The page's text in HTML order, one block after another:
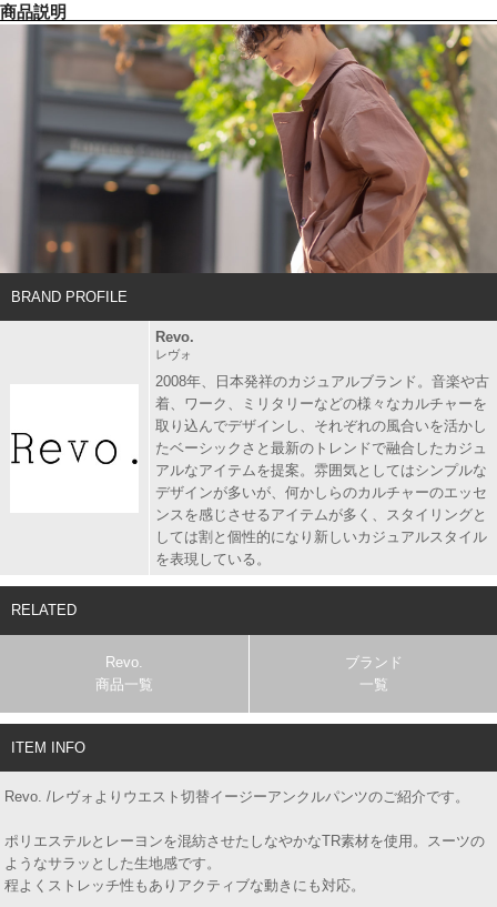
商品説明
BRAND PROFILE
Revo.
レヴォ
2008年、日本発祥のカジュアルブランド。音楽や古
着、ワーク、ミリタリーなどの様々なカルチャーを
取り込んでデザインし、それぞれの風合いを活かし
たベーシックさと最新のトレンドで融合したカジュ
アルなアイテムを提案。雰囲気としてはシンプルな
デザインが多いが、何かしらのカルチャーのエッセ
ンスを感じさせるアイテムが多く、スタイリングと
しては割と個性的になり新しいカジュアルスタイル
を表現している。
RELATED
Revo.
商品一覧
ブランド
一覧
ITEM INFO
Revo. /レヴォよりウエスト切替イージーアンクルパンツのご紹介です。
ポリエステルとレーヨンを混紡させたしなやかなTR素材を使用。スーツの
ようなサラッとした生地感です。
程よくストレッチ性もありアクティブな動きにも対応。